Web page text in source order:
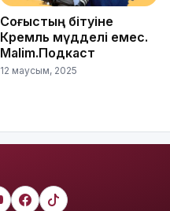
Соғыстың бітуіне
Кремль мүдделі емес.
Malim.Подкаст
12 маусым, 2025